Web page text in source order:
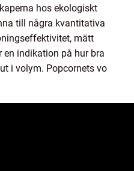
hos ekologiskt
till några kvantitativa
mätt
en indikation på hur bra
i volym. Popcornets vo